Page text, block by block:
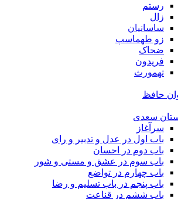
رستم
زال
ساسانیان
زو طهماسپ‏
ضحاک
فریدون
تهمورث
حافظ
سعدی
سرآغاز
باب اول در عدل و تدبیر و رای
باب دوم در احسان
باب سوم در عشق و مستی و شور
باب چهارم در تواضع
باب پنجم در باب تسلیم و رضا
باب ششم در قناعت